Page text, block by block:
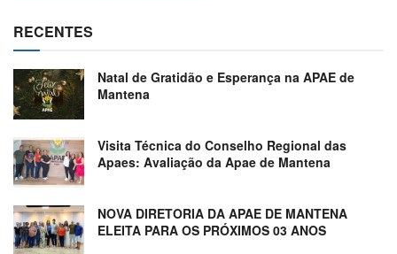
RECENTES
Natal de Gratidão e Esperança na APAE de
Mantena
Visita Técnica do Conselho Regional das
Apaes: Avaliação da Apae de Mantena
NOVA DIRETORIA DA APAE DE MANTENA
ELEITA PARA OS PRÓXIMOS 03 ANOS